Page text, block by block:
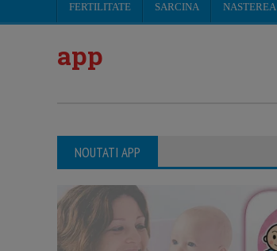
FERTILITATE SARCINA NASTEREA
app
NOUTATI APP